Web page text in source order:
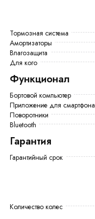
Тормозная система
Амортизаторы
Влагозащита
Для кого
Функционал
Бортовой компьютер
Приложение для смартфона
Поворотники
Bluetooth
Гарантия
Гарантийный срок
Количество колес